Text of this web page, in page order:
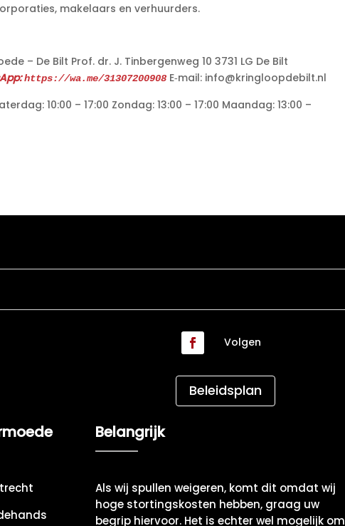
makelaars en verhuurders.
– De Bilt Prof. dr. J. Tinbergenweg 10 3731 LG De Bilt
https://wa.me/31307200908 E‑mail: info@kringloopdebilt.nl
10:00 – 17:00 Zondag: 13:00 – 17:00 Maandag: 13:00 –
Volgen
Beleidsplan
Belangrijk
Als wij spullen weigeren, komt dit omdat wij
hoge stortingskosten hebben, graag uw
begrip hiervoor. Het is echter wel mogelijk om